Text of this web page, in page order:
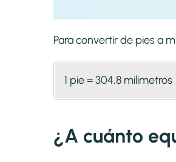
Para convertir de pies a
1 pie = 304,8 milimetros
¿A cuánto